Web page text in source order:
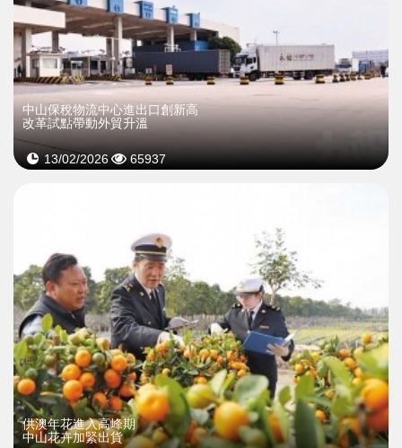
中山保稅物流中心進出口創新高
改革試點帶動外貿升溫
13/02/2026 65937
供澳年花進入高峰期
中山花卉加緊出貨